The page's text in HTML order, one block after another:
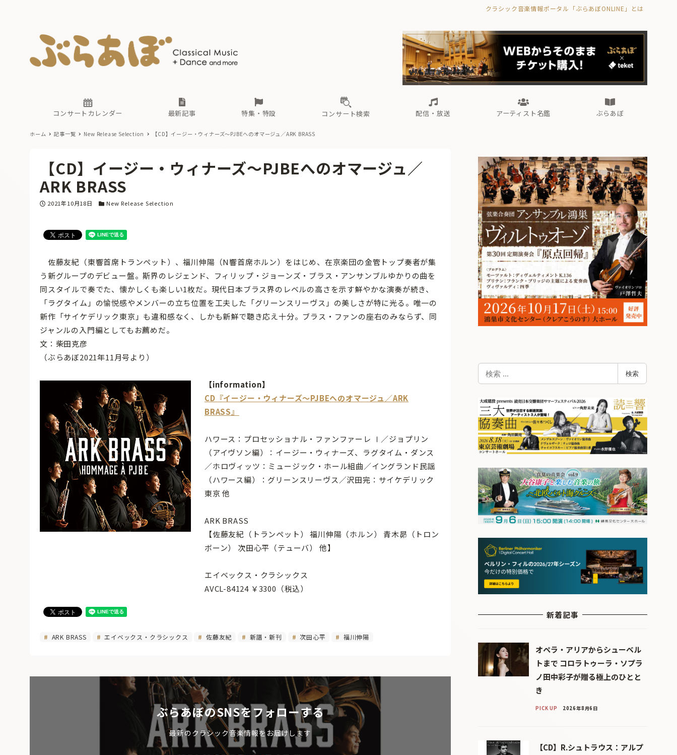
クラシック音楽情報ポータル「ぶらあぼONLINE」とは
コンサートカレンダー 最新記事
古楽とその先と オーケストラの楽屋から 海の向こうの音楽家 ぶらあぼブラス！
フォルテピアノ・オデッセイ
特集・特設
現場のプロが推す！間違いないオーケストラコンサート
過去の特集
コンサート検索 配信・放送
無料ライブ配信スケジュール 有料ライブ配信スケジュール
アーティスト名鑑
あ さ ま わ
ぶらあぼ
古楽とその先と 海の向こうの音楽家 Aからの眺望 ぶらあぼブラス！
フォルテピアノ・オデッセイ
過去の特集
無料ライブ配信スケジュール
あ か さ
ホーム 記事一覧 New Release Selection 【CD】イージー・ウィナーズ～PJBEへのオマージュ／ARK BRASS
【CD】イージー・ウィナーズ～PJBEへのオマージュ／
ARK BRASS
投稿日
2021年10月18日 カテゴリー
New Release Selection
佐藤友紀（東響首席トランペット）、福川伸陽（N響首席ホルン）をはじめ、在京楽団の金管トップ奏者が集
う新グループのデビュー盤。斯界のレジェンド、フィリップ・ジョーンズ・ブラス・アンサンブルゆかりの曲を
同スタイルで奏でた、懐かしくも楽しい1枚だ。現代日本ブラス界のレベルの高さを示す鮮やかな演奏が続き、
「ラグタイム」の愉悦感やメンバーの立ち位置を工夫した「グリーンスリーヴス」の美しさが特に光る。唯一の
新作「サイケデリック東京」も違和感なく、しかも新鮮で聴き応え十分。ブラス・ファンの座右のみならず、同
ジャンルの入門編としてもお薦めだ。
文：柴田克彦
（ぶらあぼ2021年11月号より）
【information】
CD『イージー・ウィナーズ～PJBEへのオマージュ／ARK
BRASS』
ハワース：プロセッショナル・ファンファーレ Ⅰ／ジョプリン
（アイヴソン編）：イージー・ウィナーズ、ラグタイム・ダンス
／ホロヴィッツ：ミュージック・ホール組曲／イングランド民謡
（ハワース編）：グリーンスリーヴス／沢田完：サイケデリック
東京 他
ARK BRASS
【佐藤友紀（トランペット） 福川伸陽（ホルン） 青木昴（トロン
ボーン） 次田心平（テューバ） 他】
エイベックス・クラシックス
AVCL-84124 ￥3300（税込）
ARK BRASS エイベックス・クラシックス 佐藤友紀 新譜・新刊 次田心平 福川伸陽
ぶらあぼのSNSをフォローする
最新のクラシック音楽情報をお届けします
検
索
検索
新着記事
オペラ・アリアからシューベル
トまで コロラトゥーラ・ソプラ
ノ田中彩子が贈る極上のひとと
き
PICK UP 2026年8月6日
【CD】R.シュトラウス：アルプ